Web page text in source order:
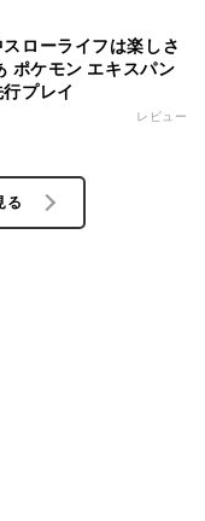
ローライフは楽しさ
ポケモン エキスパン
プレイ
レビュー
る